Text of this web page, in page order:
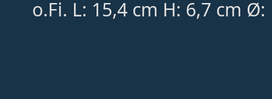
o.Fi. L: 15,4 cm H: 6,7 cm